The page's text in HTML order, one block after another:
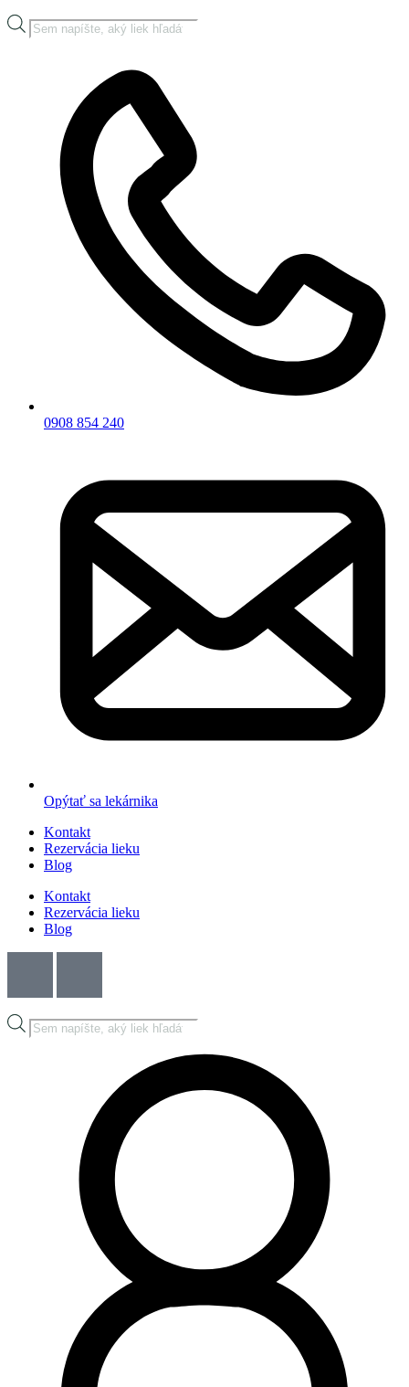
Products
search
0908 854 240
Opýtať sa lekárnika
Kontakt
Rezervácia lieku
Blog
Kontakt
Rezervácia lieku
Blog
Products
search